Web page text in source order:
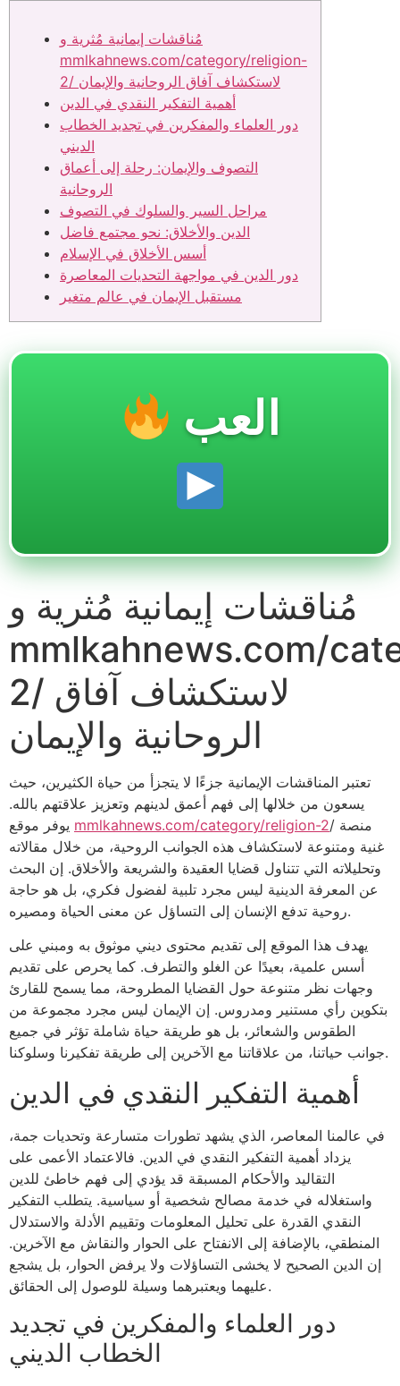
مُناقشات إيمانية مُثرية و
mmlkahnews.com/category/religion-
2/ لاستكشاف آفاق الروحانية والإيمان
أهمية التفكير النقدي في الدين
دور العلماء والمفكرين في تجديد الخطاب
الديني
التصوف والإيمان: رحلة إلى أعماق
الروحانية
مراحل السير والسلوك في التصوف
الدين والأخلاق: نحو مجتمع فاضل
أسس الأخلاق في الإسلام
دور الدين في مواجهة التحديات المعاصرة
مستقبل الإيمان في عالم متغير
العب
مُناقشات إيمانية مُثرية و
mmlkahnews.com/
2/ لاستكشاف آفاق
الروحانية والإيمان
تعتبر المناقشات الإيمانية جزءًا لا يتجزأ من حياة الكثيرين، حيث
يسعون من خلالها إلى فهم أعمق لدينهم وتعزيز علاقتهم بالله.
mmlkahnews.com/category/religion-2/ منصة
غنية ومتنوعة لاستكشاف هذه الجوانب الروحية، من خلال مقالاته
وتحليلاته التي تتناول قضايا العقيدة والشريعة والأخلاق. إن البحث
عن المعرفة الدينية ليس مجرد تلبية لفضول فكري، بل هو حاجة
روحية تدفع الإنسان إلى التساؤل عن معنى الحياة ومصيره.
يهدف هذا الموقع إلى تقديم محتوى ديني موثوق به ومبني على
أسس علمية، بعيدًا عن الغلو والتطرف. كما يحرص على تقديم
وجهات نظر متنوعة حول القضايا المطروحة، مما يسمح للقارئ
بتكوين رأي مستنير ومدروس. إن الإيمان ليس مجرد مجموعة من
الطقوس والشعائر، بل هو طريقة حياة شاملة تؤثر في جميع
جوانب حياتنا، من علاقاتنا مع الآخرين إلى طريقة تفكيرنا وسلوكنا.
أهمية التفكير النقدي في الدين
في عالمنا المعاصر، الذي يشهد تطورات متسارعة وتحديات جمة،
يزداد أهمية التفكير النقدي في الدين. فالاعتماد الأعمى على
التقاليد والأحكام المسبقة قد يؤدي إلى فهم خاطئ للدين
واستغلاله في خدمة مصالح شخصية أو سياسية. يتطلب التفكير
النقدي القدرة على تحليل المعلومات وتقييم الأدلة والاستدلال
المنطقي، بالإضافة إلى الانفتاح على الحوار والنقاش مع الآخرين.
إن الدين الصحيح لا يخشى التساؤلات ولا يرفض الحوار، بل يشجع
عليهما ويعتبرهما وسيلة للوصول إلى الحقائق.
دور العلماء والمفكرين في تجديد
الخطاب الديني